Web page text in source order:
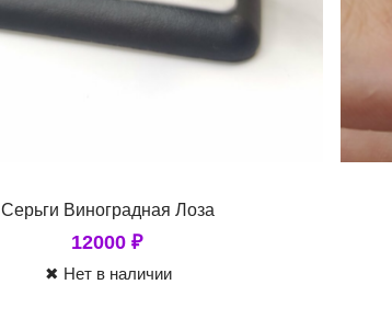
Серьги Виноградная Лоза
12000₽
✖ Нет в наличии